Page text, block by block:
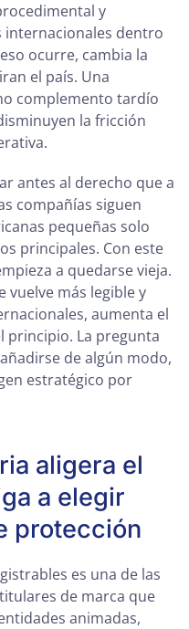
y
dentro
ocurre, cambia la
el país. Una
complemento tardío
la fricción
antes al derecho que a
compañías siguen
pequeñas solo
principales. Con este
a quedarse vieja.
vuelve más legible y
aumenta el
principio. La pregunta
de algún modo,
estratégico por
aligera el
a elegir
protección
es una de las
de marca que
animadas,